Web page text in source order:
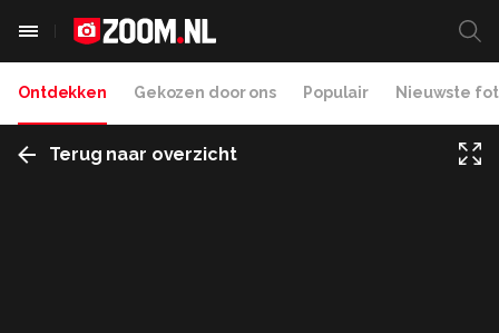
Ontdekken Gekozen door ons Populair Nieuwste
Terug naar overzicht